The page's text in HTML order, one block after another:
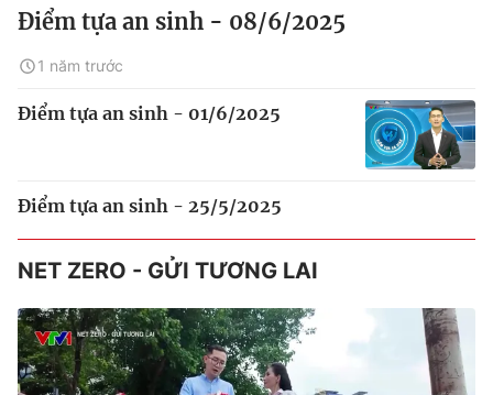
Điểm tựa an sinh - 08/6/2025
1 năm trước
Điểm tựa an sinh - 01/6/2025
Điểm tựa an sinh - 25/5/2025
NET ZERO - GỬI TƯƠNG LAI